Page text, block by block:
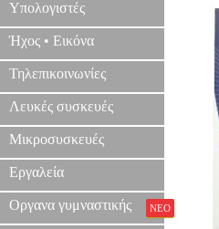
Υπολογιστές
Ήχος • Εικόνα
Τηλεπικοινωνίες
Λευκές συσκευές
Μικροσυσκευές
Εργαλεία
Οργανα γυμναστικής ΝΕΟ